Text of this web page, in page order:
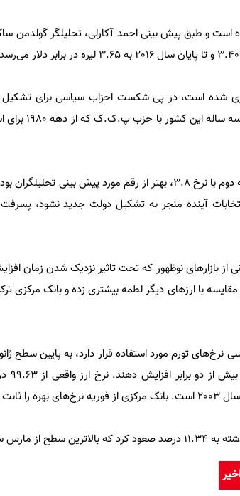
سقوط کرده است و طبق پیش بینی احمد آکارلی، تحلیلگر
ریزی شده است، در پی شکست احزاب سیاسی برای
انتخابات ماه ژوئن
اگرچه رشد تولید ناخالص داخلی در سه ماهه دوم با نرخ 3.8، بهتر از رقم
آینده منجر به تشکیل دولت جدید نشود،
از بازارهای نوظهور که تحت تاثیر نزدیک شدن زمان
با ارزهای دیگر لطمه بیشتری زده و بانک مرکزی
است.
سال 2014 است.